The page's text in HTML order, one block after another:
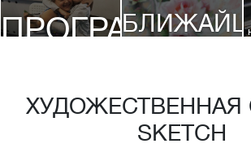
ПРОГРАММЫ
ХУДОЖЕСТВЕННАЯ
SKETCH